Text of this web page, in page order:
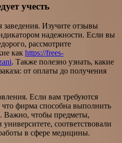
учесть
Изучите отзывы
надежности. Если вы
рассмотрите
как https://frees-
. Также полезно узнать, какие
от оплаты до получения
Если вам требуются
фирма способна выполнить
Важно, чтобы предметы,
соответствовали
в сфере медицины.